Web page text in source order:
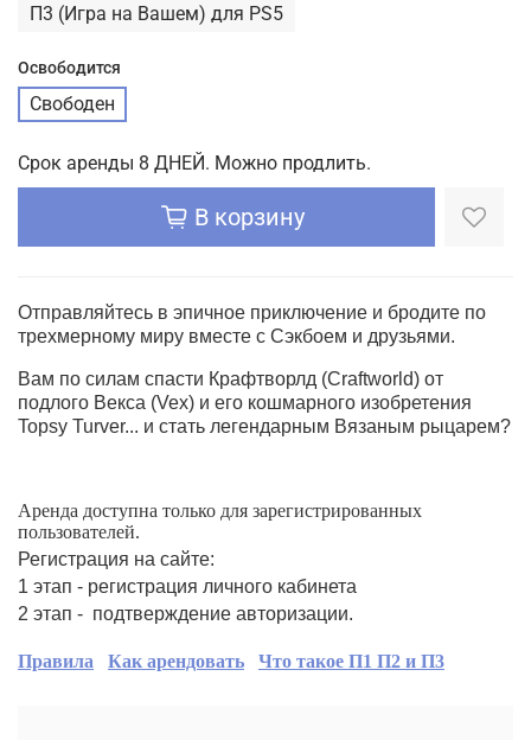
П3 (Игра на Вашем) для PS5
Освободится
Свободен
Срок аренды 8 ДНЕЙ. Можно продлить.
В корзину
Отправляйтесь в эпичное приключение и бродите по
трехмерному миру вместе с Сэкбоем и друзьями.
Вам по силам спасти Крафтворлд (Craftworld) от
подлого Векса (Vex) и его кошмарного изобретения
Topsy Turver... и стать легендарным Вязаным рыцарем?
Аренда доступна только для зарегистрированных
пользователей.
Регистрация на сайте:
1 этап - регистрация личного кабинета
2 этап - подтверждение авторизации.
Правила Как арендовать Что такое П1 П2 и П3